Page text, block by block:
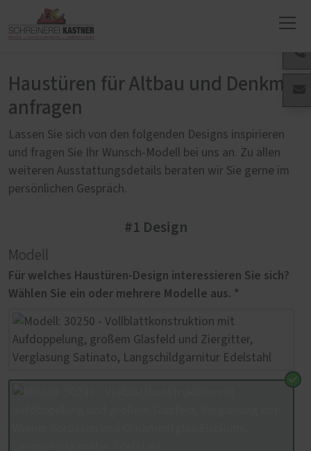
Haustüren für Altbau und Denkmal
anfragen
Lassen Sie sich von den folgenden Designs inspirieren
und fragen Sie Ihr Wunsch-Modell bei uns an. Zu allen
weiteren Ausstattungsdetails beraten wir Sie gerne im
persönlichen Gespräch.
#1 Design
Modell
Für welches Haustüren-Design interessieren Sie sich?
Wählen Sie ein oder mehrere Modelle aus. *